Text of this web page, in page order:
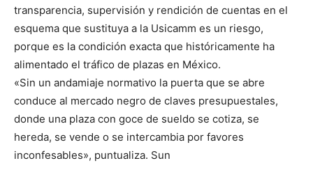
transparencia, supervisión y rendición de cuentas en el
esquema que sustituya a la Usicamm es un riesgo,
porque es la condición exacta que históricamente ha
alimentado el tráfico de plazas en México.
«Sin un andamiaje normativo la puerta que se abre
conduce al mercado negro de claves presupuestales,
donde una plaza con goce de sueldo se cotiza, se
hereda, se vende o se intercambia por favores
inconfesables», puntualiza. Sun